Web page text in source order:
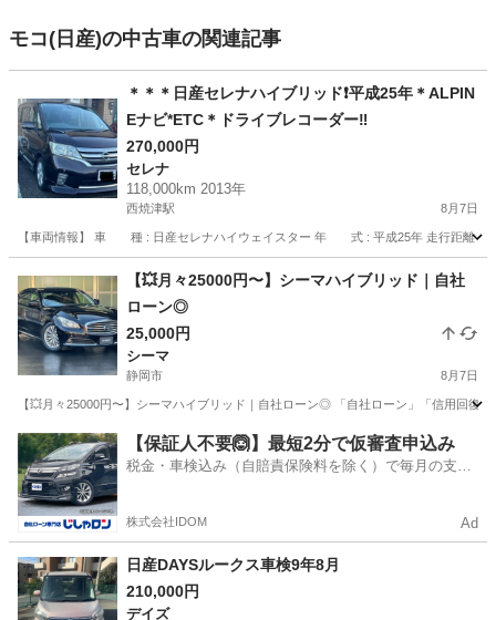
モコ(日産)の中古車の関連記事
＊＊＊日産セレナハイブリッド❗️平成25年＊ALPIN
Eナビ*ETC＊ドライブレコーダー‼️
270,000円
セレナ
118,000km 2013年
西焼津駅 8月7日
【車両情報】 車 種 : 日産セレナハイウェイスター 年 式 : 平成25年 走行距離
西焼津駅 セレナ
【💥月々25000円〜】シーマハイブリッド｜自社
ローン◎
25,000円
シーマ
静岡市 8月7日
【💥月々25000円〜】シーマハイブリッド｜自社ローン◎ 「自社ローン」「信用回
静岡 静岡市 シーマ シーマハイブリッド
【保証人不要🙆】最短2分で仮審査申込み
税金・車検込み（自賠責保険料を除く）で毎月の支払
株式会社IDOM Ad
日産DAYSルークス車検9年8月
210,000円
デイズ